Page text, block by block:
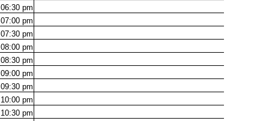
06:30 pm
07:00 pm
07:30 pm
08:00 pm
08:30 pm
09:00 pm
09:30 pm
10:00 pm
10:30 pm